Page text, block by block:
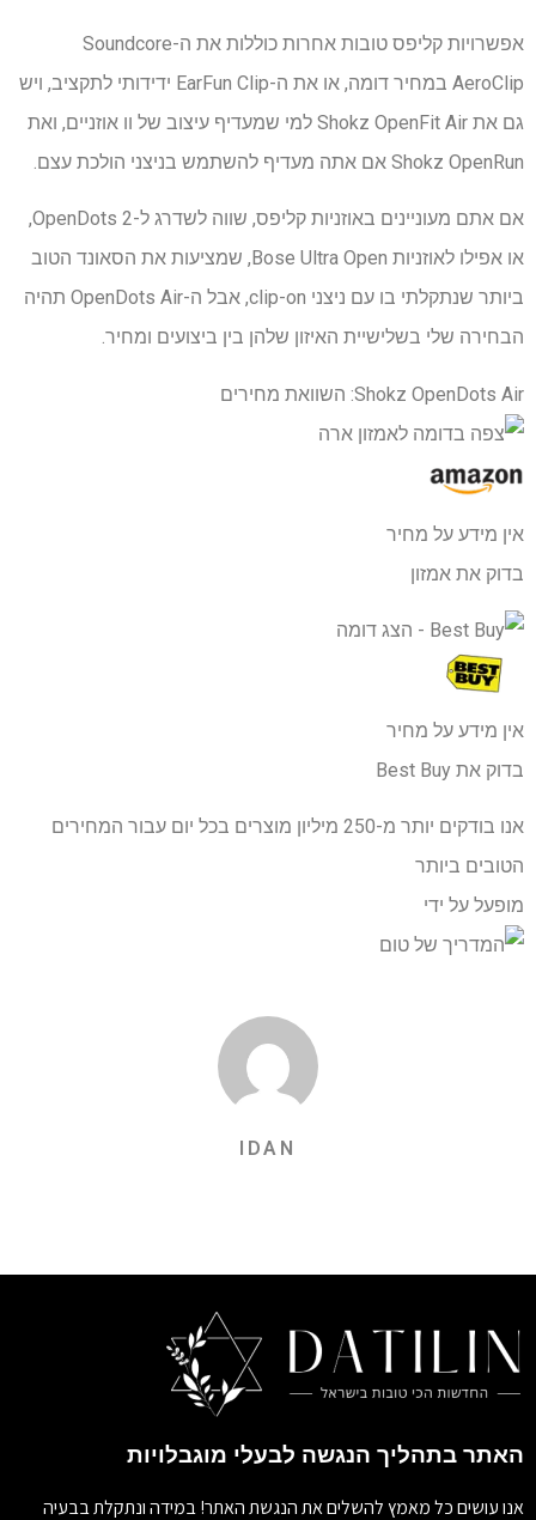
אפשרויות קליפס טובות אחרות כוללות את ה-Soundcore
AeroClip במחיר דומה, או את ה-EarFun Clip ידידותי לתקציב, ויש
גם את Shokz OpenFit Air למי שמעדיף עיצוב של וו אוזניים, ואת
Shokz OpenRun אם אתה מעדיף להשתמש בניצני הולכת עצם.
אם אתם מעוניינים באוזניות קליפס, שווה לשדרג ל-OpenDots 2,
או אפילו לאוזניות Bose Ultra Open, שמציעות את הסאונד הטוב
ביותר שנתקלתי בו עם ניצני clip-on, אבל ה-OpenDots Air תהיה
הבחירה שלי בשלישיית האיזון שלהן בין ביצועים ומחיר.
Shokz OpenDots Air: השוואת מחירים
אין מידע על מחיר
בדוק את אמזון
אין מידע על מחיר
בדוק את Best Buy
אנו בודקים יותר מ-250 מיליון מוצרים בכל יום עבור המחירים
הטובים ביותר
מופעל על ידי
IDAN
האתר בתהליך הנגשה לבעלי מוגבלויות
אנו עושים כל מאמץ להשלים את הנגשת האתר! במידה ונתקלת בבעיה